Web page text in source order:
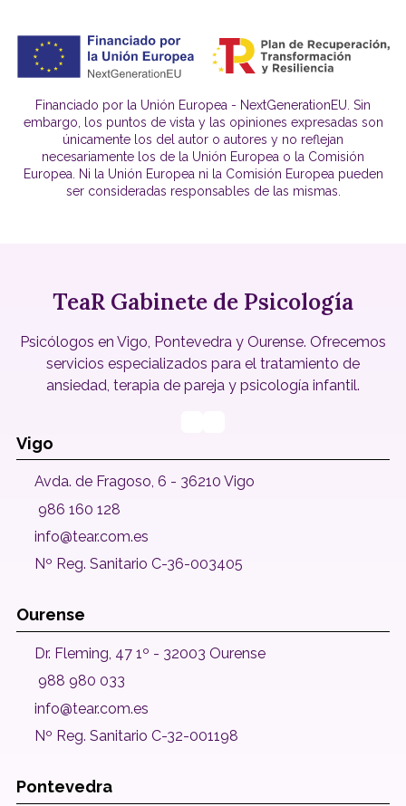
Financiado por la Unión Europea - NextGenerationEU. Sin
embargo, los puntos de vista y las opiniones expresadas son
únicamente los del autor o autores y no reflejan
necesariamente los de la Unión Europea o la Comisión
Europea. Ni la Unión Europea ni la Comisión Europea pueden
ser consideradas responsables de las mismas.
TeaR Gabinete de Psicología
Psicólogos en Vigo, Pontevedra y Ourense. Ofrecemos
servicios especializados para el tratamiento de
ansiedad, terapia de pareja y psicología infantil.
Vigo
Avda. de Fragoso, 6 - 36210 Vigo
986 160 128
info@tear.com.es
Nº Reg. Sanitario C-36-003405
Ourense
Dr. Fleming, 47 1º - 32003 Ourense
988 980 033
info@tear.com.es
Nº Reg. Sanitario C-32-001198
Pontevedra